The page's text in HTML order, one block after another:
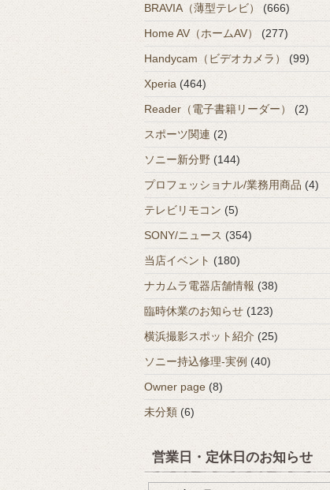
BRAVIA（薄型テレビ）
(666)
Home AV（ホームAV）
(277)
Handycam（ビデオカメラ）
(99)
Xperia (464)
Reader（電子書籍リーダー）
(2)
スポーツ関連 (2)
ソニー新分野 (144)
プロフェッショナル/業務用商品 (4)
テレビリモコン (5)
SONY/ニュース (354)
当店イベント (180)
ナカムラ電器店舗情報 (38)
臨時休業のお知らせ (123)
横浜撮影スポット紹介 (25)
ソニー持込修理-実例 (40)
Owner page (8)
未分類 (6)
営業日・定休日のお知らせ